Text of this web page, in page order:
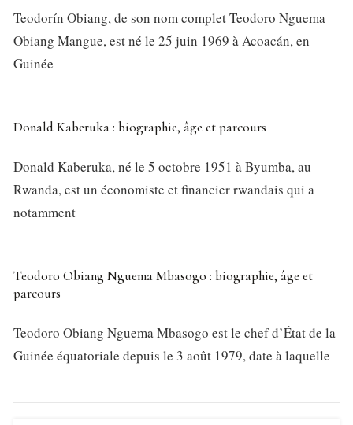
Teodorín Obiang, de son nom complet Teodoro Nguema
Obiang Mangue, est né le 25 juin 1969 à Acoacán, en
Guinée
Donald Kaberuka : biographie, âge et parcours
Donald Kaberuka, né le 5 octobre 1951 à Byumba, au
Rwanda, est un économiste et financier rwandais qui a
notamment
Teodoro Obiang Nguema Mbasogo : biographie, âge et
parcours
Teodoro Obiang Nguema Mbasogo est le chef d’État de la
Guinée équatoriale depuis le 3 août 1979, date à laquelle